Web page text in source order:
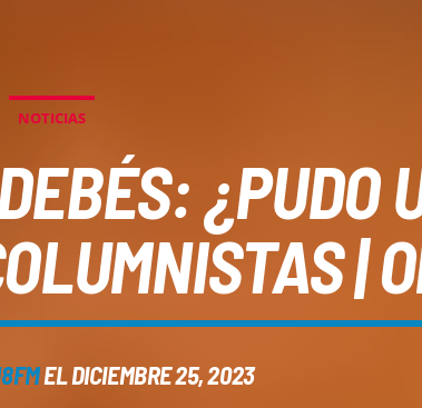
NOTICIAS
¿PUDO
|
EL DICIEMBRE 25, 2023